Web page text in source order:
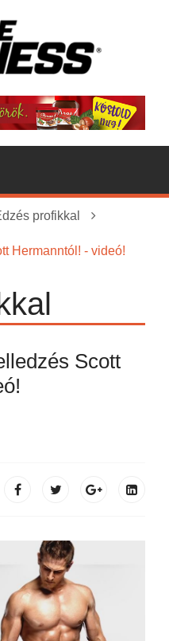
profikkal
Hermanntól! - videó!
Scott